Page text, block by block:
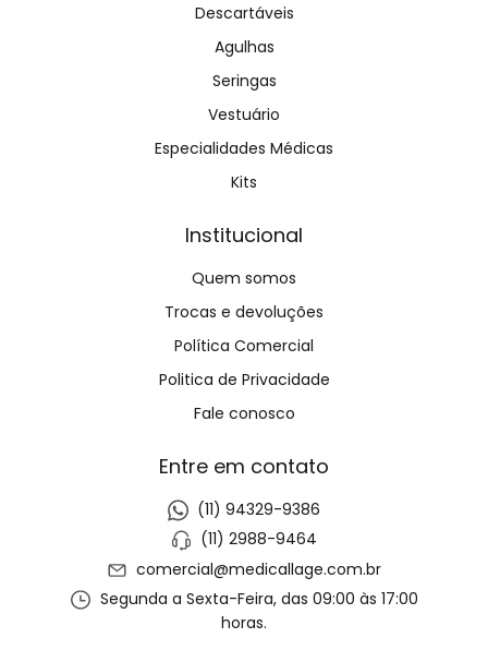
Descartáveis
Agulhas
Seringas
Vestuário
Especialidades Médicas
Kits
Institucional
Quem somos
Trocas e devoluções
Política Comercial
Politica de Privacidade
Fale conosco
Entre em contato
(11) 94329-9386
(11) 2988-9464
comercial@medicallage.com.br
Segunda a Sexta-Feira, das 09:00 às 17:00
horas.